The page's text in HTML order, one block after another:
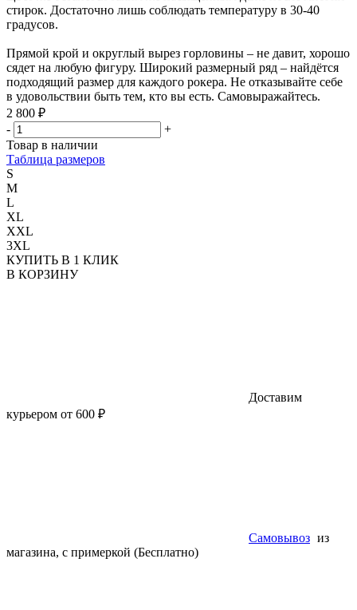
стирок. Достаточно лишь соблюдать температуру в 30-40
градусов.
Прямой крой и округлый вырез горловины – не давит, хорошо
сядет на любую фигуру. Широкий размерный ряд – найдётся
подходящий размер для каждого рокера. Не отказывайте себе
в удовольствии быть тем, кто вы есть. Самовыражайтесь.
2 800 ₽
-
+
Товар в наличии
Таблица размеров
S
M
L
XL
XXL
3XL
КУПИТЬ В 1 КЛИК
В КОРЗИНУ
Доставим
курьером от 600 ₽
Самовывоз из
магазина, с примеркой (Бесплатно)